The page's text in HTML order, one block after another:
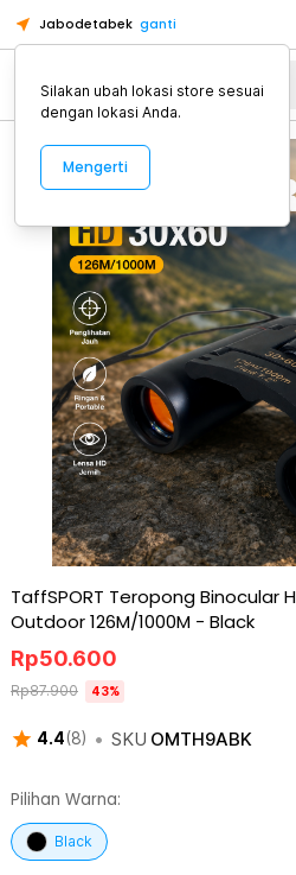
Jabodetabek ganti
Alat Kopi
TaffSPORT Teropong Binocular
Outdoor 126M/1000M - Black
4.4(8) • SKU OMTH9ABK
Rp50.600
Rp87.900 43%
Pilihan Warna:
Black
Silakan ubah lokasi store sesuai
dengan lokasi Anda.
Mengerti